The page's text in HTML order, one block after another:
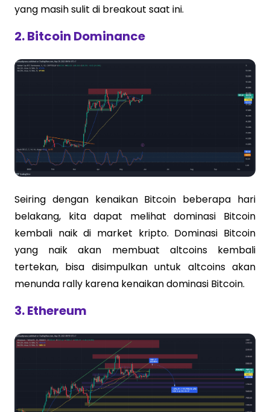
yang masih sulit di breakout saat ini.
2. Bitcoin Dominance
Seiring dengan kenaikan Bitcoin beberapa hari
belakang, kita dapat melihat dominasi Bitcoin
kembali naik di market kripto. Dominasi Bitcoin
yang naik akan membuat altcoins kembali
tertekan, bisa disimpulkan untuk altcoins akan
menunda rally karena kenaikan dominasi Bitcoin.
3. Ethereum